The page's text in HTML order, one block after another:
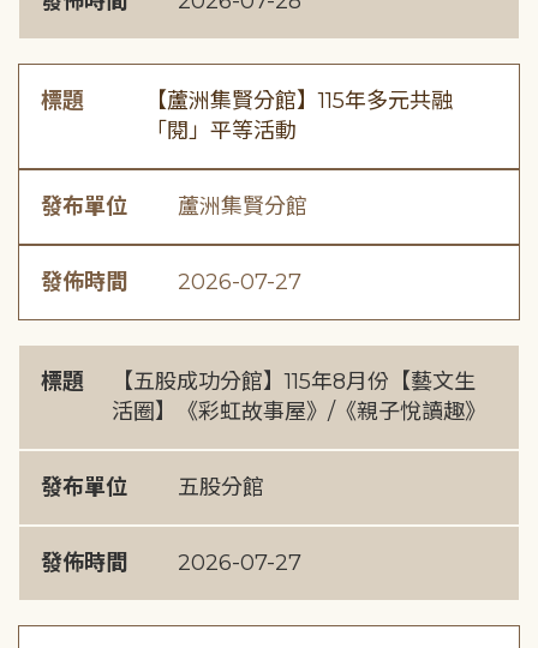
標題
【蘆洲集賢分館】115年多元共融
「閱」平等活動
發布單位 蘆洲集賢分館
發佈時間 2026-07-27
標題
【五股成功分館】115年8月份【藝文生
活圈】《彩虹故事屋》/《親子悅讀趣》
發布單位 五股分館
發佈時間 2026-07-27